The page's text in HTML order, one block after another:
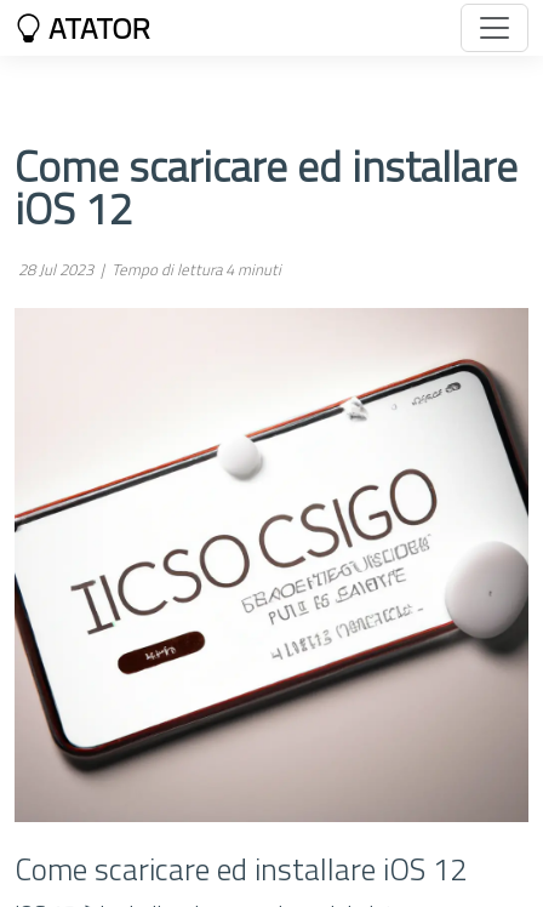
ATATOR
Come scaricare ed installare
iOS 12
28 Jul 2023 | Tempo di lettura 4 minuti
Come scaricare ed installare iOS 12